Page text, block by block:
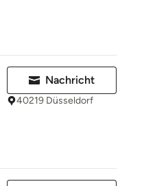
Nachricht
40219 Düsseldorf